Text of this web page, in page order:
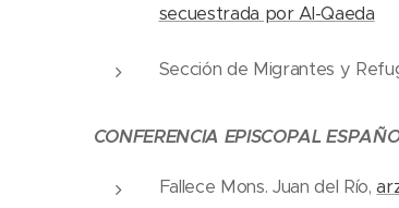
secuestrada por Al-Qaeda
Sección de Migrantes y
CONFERENCIA EPISCOPAL
Fallece Mons. Juan del Río,